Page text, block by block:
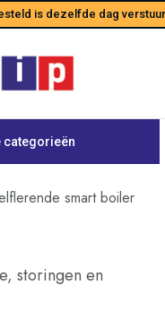
is dezelfde dag
categorieën
smart boiler
storingen en